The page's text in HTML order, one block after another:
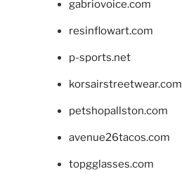
gabriovoice.com
resinflowart.com
p-sports.net
korsairstreetwear.com
petshopallston.com
avenue26tacos.com
topgglasses.com